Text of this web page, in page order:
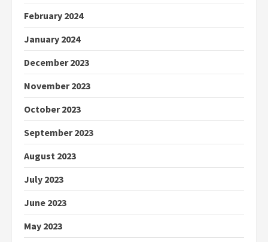
February 2024
January 2024
December 2023
November 2023
October 2023
September 2023
August 2023
July 2023
June 2023
May 2023